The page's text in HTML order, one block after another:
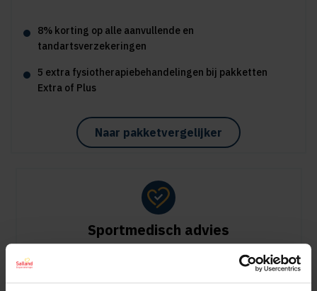
8% korting op alle aanvullende en
tandartsverzekeringen
5 extra fysiotherapiebehandelingen bij pakketten
Extra of Plus
Naar pakketvergelijker
Sportmedisch advies
Vergoeding tot €125 per kalenderjaar bij pakket Plus